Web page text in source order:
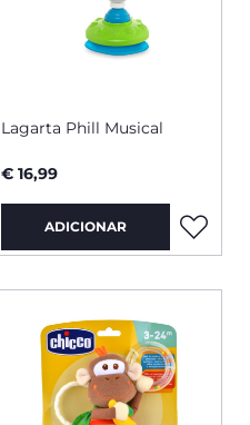
Lagarta Phill Musical
€ 16,99
ADICIONAR